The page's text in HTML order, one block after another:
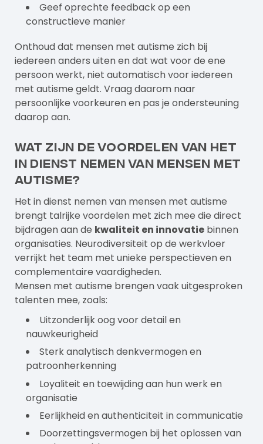
Geef oprechte feedback op een
constructieve manier
Onthoud dat mensen met autisme zich bij
iedereen anders uiten en dat wat voor de ene
persoon werkt, niet automatisch voor iedereen
met autisme geldt. Vraag daarom naar
persoonlijke voorkeuren en pas je ondersteuning
daarop aan.
Wat zijn de voordelen van het
in dienst nemen van mensen met
autisme?
Het in dienst nemen van mensen met autisme
brengt talrijke voordelen met zich mee die direct
bijdragen aan de kwaliteit en innovatie binnen
organisaties. Neurodiversiteit op de werkvloer
verrijkt het team met unieke perspectieven en
complementaire vaardigheden.
Mensen met autisme brengen vaak uitgesproken
talenten mee, zoals:
Uitzonderlijk oog voor detail en
nauwkeurigheid
Sterk analytisch denkvermogen en
patroonherkenning
Loyaliteit en toewijding aan hun werk en
organisatie
Eerlijkheid en authenticiteit in communicatie
Doorzettingsvermogen bij het oplossen van